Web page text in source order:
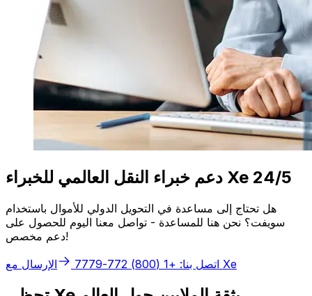
دعم خبراء النقل العالمي للخبراء Xe 24/5
هل تحتاج إلى مساعدة في التحويل الدولي للأموال باستخدام
سويفت؟ نحن هنا للمساعدة - تواصل معنا اليوم للحصول على
دعم مخصص!
اتصل بنا: +1 (800) 772-7779 الإرسال مع Xe